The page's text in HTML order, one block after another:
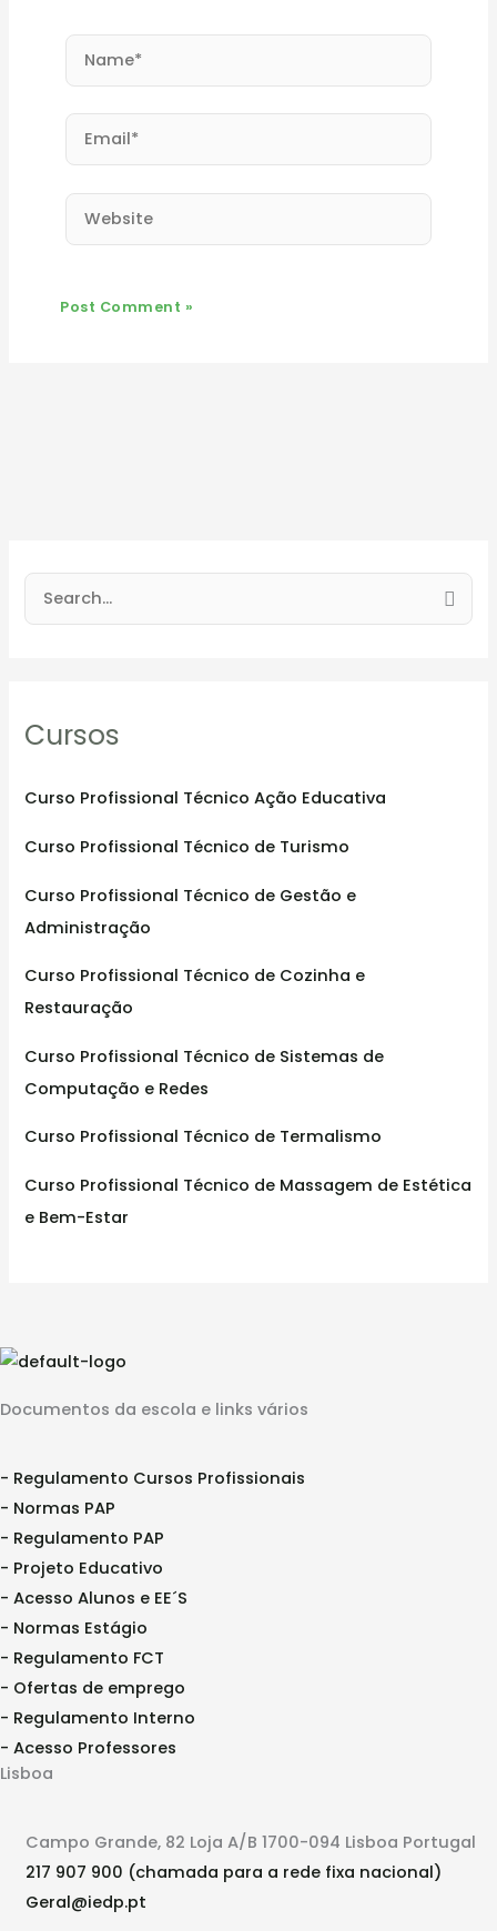
Name*
Website
c
f
r
:
Cursos
Curso Profissional Técnico Ação Educativa
Curso Profissional Técnico de Turismo
Curso Profissional Técnico de Gestão e
Administração
Curso Profissional Técnico de Cozinha e
Restauração
Curso Profissional Técnico de Sistemas de
Computação e Redes
Curso Profissional Técnico de Termalismo
Curso Profissional Técnico de Massagem de Estética
e Bem-Estar
Documentos da escola e links vários
- Regulamento Cursos Profissionais
- Normas PAP
- Regulamento PAP
- Projeto Educativo
- Acesso Alunos e EE´S
- Normas Estágio
- Regulamento FCT
- Ofertas de emprego
- Regulamento Interno
- Acesso Professores
Lisboa
Campo Grande, 82 Loja A/B 1700-094 Lisboa Portugal
217 907 900 (chamada para a rede fixa nacional)
Geral@iedp.pt